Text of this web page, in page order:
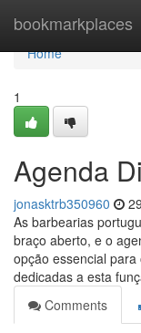
bookmarkplaces
Home
Home
1
Agenda
jonasktrb350960
As barbearias
braço aberto, e o
opção essencial
dedicadas a esta
Comments